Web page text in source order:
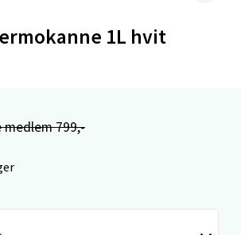
1L hvit
medlem 799,-
20